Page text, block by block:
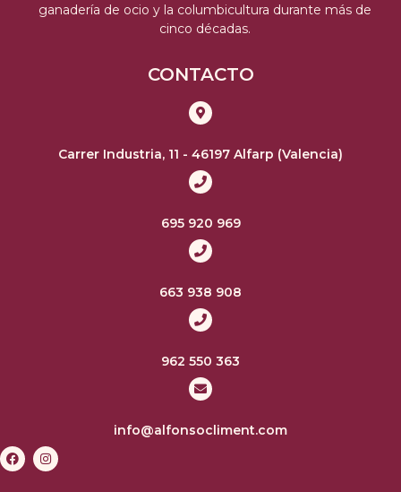
ganadería de ocio y la columbicultura durante más de
cinco décadas.
CONTACTO
Carrer Industria, 11 - 46197 Alfarp (Valencia)
695 920 969
663 938 908
962 550 363
info@alfonsocliment.com